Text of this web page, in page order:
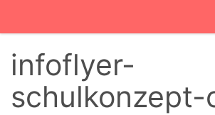
infoflyer-
schulkonzept-